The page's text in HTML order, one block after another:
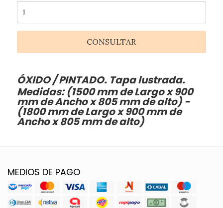
CONSULTAR
ÓXIDO / PINTADO. Tapa lustrada.
Medidas: (1500 mm de Largo x 900
mm de Ancho x 805 mm de alto) -
(1800 mm de Largo x 900 mm de
Ancho x 805 mm de alto)
MEDIOS DE PAGO